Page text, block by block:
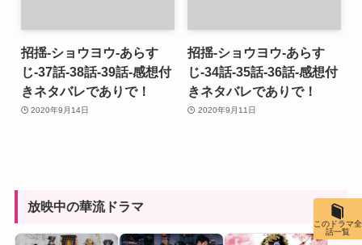
招揺-ショウヨウ-あらす
じ-37話-38話-39話-感想付
きネタバレでありで！
2020年9月14日
招揺-ショウヨウ-あらす
じ-34話-35話-36話-感想付
きネタバレでありで！
2020年9月11日
放映中の華流ドラマ
このドラマ全
話一覧